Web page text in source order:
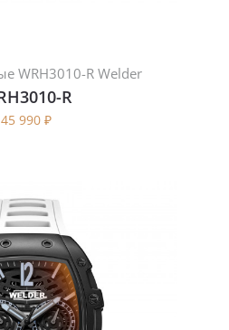
WRH3010-R Welder
R
45 990 ₽